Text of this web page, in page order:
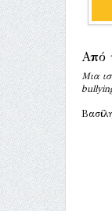
Από
Μια